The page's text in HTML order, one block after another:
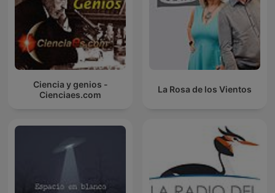
Ciencia y genios -
Cienciaes.com
La Rosa de los Vientos